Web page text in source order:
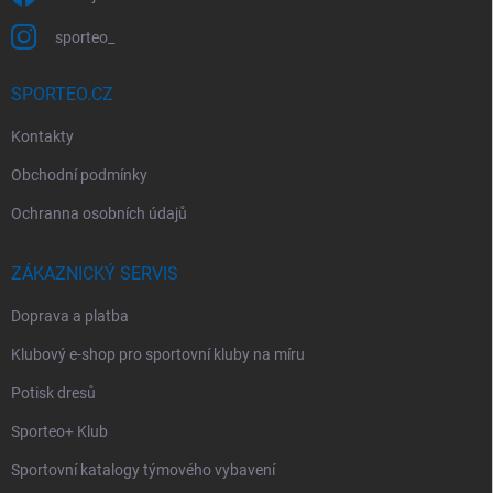
sporteo_
SPORTEO.CZ
Kontakty
Obchodní podmínky
Ochranna osobních údajů
ZÁKAZNICKÝ SERVIS
Doprava a platba
Klubový e-shop pro sportovní kluby na míru
Potisk dresů
Sporteo+ Klub
Sportovní katalogy týmového vybavení